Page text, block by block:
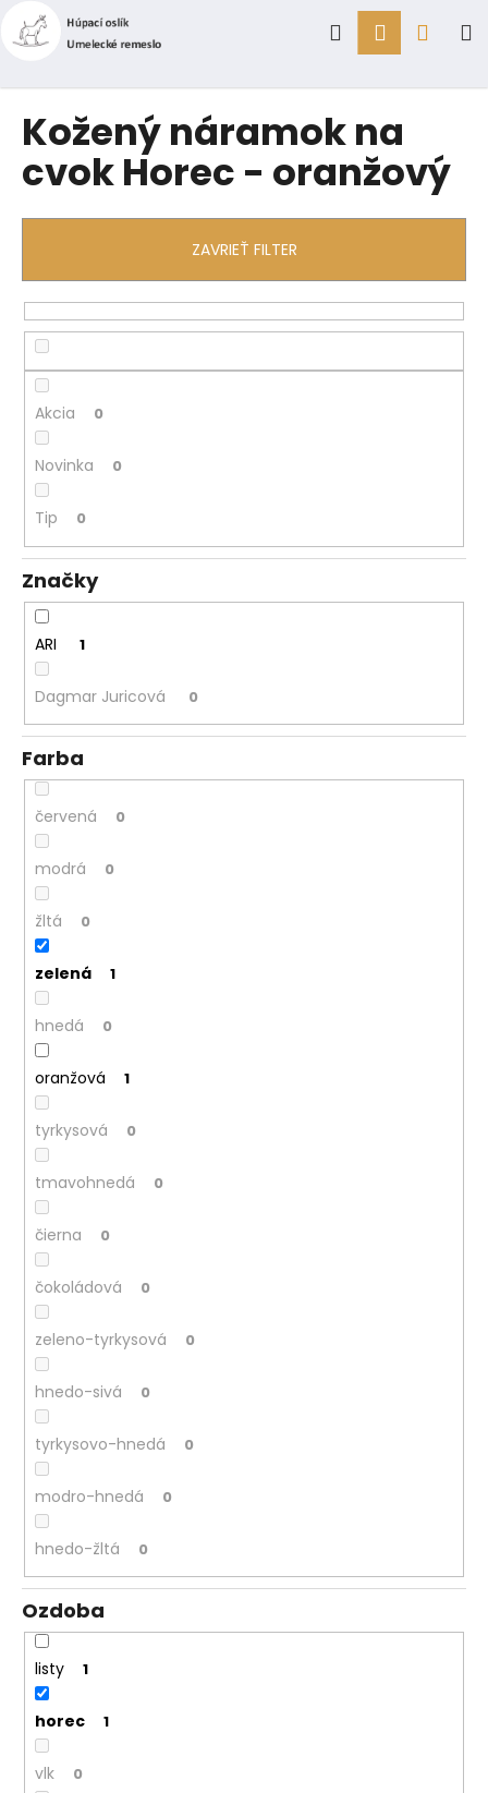
obsah
Hľadať
košík
Kožený náramok na
cvok Horec - oranžový
ZAVRIEŤ FILTER
Akcia 0
Novinka 0
Tip 0
Značky
ARI 1
Dagmar Juricová 0
Farba
červená 0
modrá 0
žltá 0
zelená 1
hnedá 0
oranžová 1
tyrkysová 0
tmavohnedá 0
čierna 0
čokoládová 0
zeleno-tyrkysová 0
hnedo-sivá 0
tyrkysovo-hnedá 0
modro-hnedá 0
hnedo-žltá 0
Ozdoba
listy 1
horec 1
vlk 0
o
í
Späť
Späť
Č
o
p
e
b
u
j
e
e
n
á
j
s
ť
?
HĽADAŤ
O
d
p
o
ú
a
m